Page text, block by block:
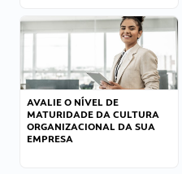
AVALIE O NÍVEL DE
MATURIDADE DA CULTURA
ORGANIZACIONAL DA SUA
EMPRESA